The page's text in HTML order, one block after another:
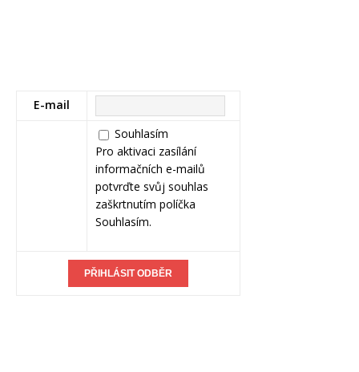
E-mail
Souhlasím
Pro aktivaci zasílání
informačních e-mailů
potvrďte svůj souhlas
zaškrtnutím políčka
Souhlasím.